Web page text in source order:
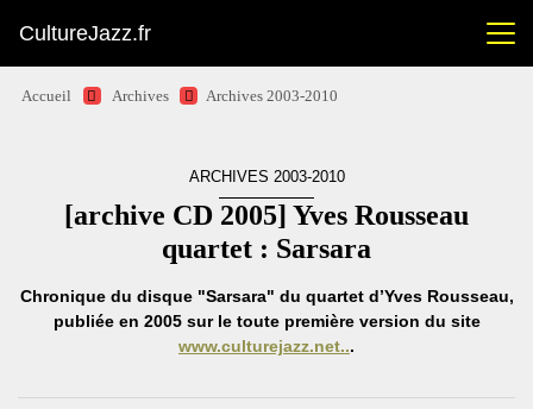
CultureJazz.fr
Accueil Archives Archives 2003-2010
ARCHIVES 2003-2010
[archive CD 2005] Yves Rousseau
quartet : Sarsara
Chronique du disque "Sarsara" du quartet d’Yves Rousseau,
publiée en 2005 sur le toute première version du site
www.culturejazz.net...